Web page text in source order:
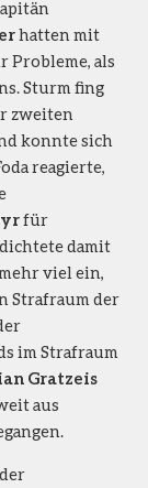
hatten mit
Probleme, als
Sturm fing
zweiten
konnte sich
reagierte,
für
damit
viel ein,
Strafraum der
im Strafraum
Gratzeis
aus